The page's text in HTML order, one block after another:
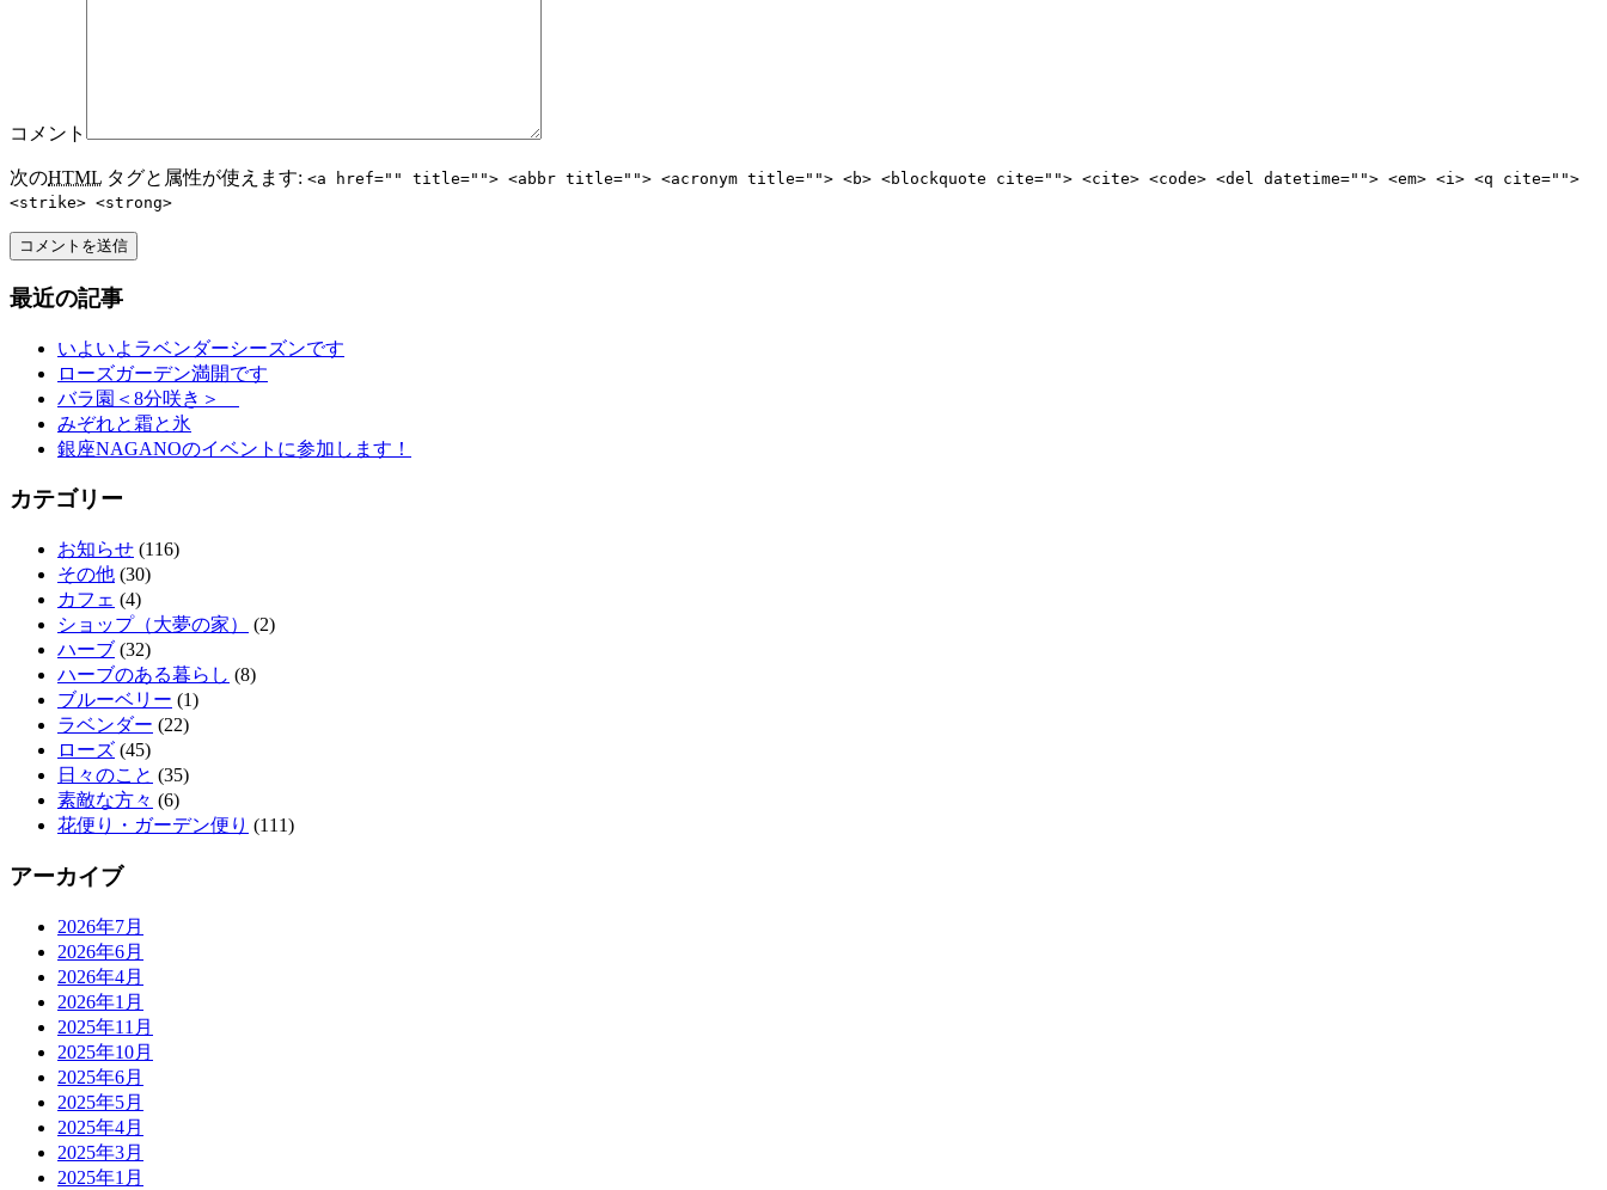
コメント
次のHTML タグと属性が使えます: <a href="" title=""> <abbr title=""> <acronym title=""> <b> <blockquote cite=""> <cite> <code> <del datetime=""> <em> <i> <q cite="">
<strike> <strong>
最近の記事
いよいよラベンダーシーズンです
ローズガーデン満開です
バラ園＜8分咲き＞
みぞれと霜と氷
銀座NAGANOのイベントに参加します！
カテゴリー
お知らせ (116)
その他 (30)
カフェ (4)
ショップ（大夢の家）
(2)
ハーブ (32)
ハーブのある暮らし (8)
ブルーベリー (1)
ラベンダー (22)
ローズ (45)
日々のこと (35)
素敵な方々 (6)
花便り・ガーデン便り (111)
アーカイブ
2026年7月
2026年6月
2026年4月
2026年1月
2025年11月
2025年10月
2025年6月
2025年5月
2025年4月
2025年3月
2025年1月